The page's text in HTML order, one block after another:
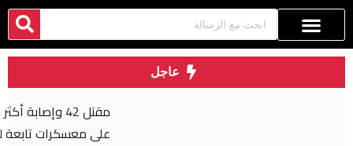
عاجل
مقتل 42 وإصابة أكثر من 50 بهجوم شنه الحوثيون
على معسكرات تابعة للحكومة في مأرب وحضرموت